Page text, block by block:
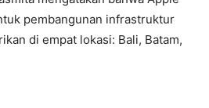
pembangunan infrastruktur
di empat lokasi: Bali, Batam,